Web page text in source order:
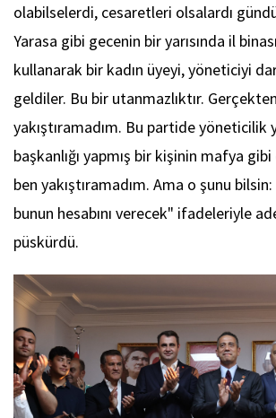
olabilselerdi, cesaretleri olsalardı
Yarasa gibi gecenin bir yarısında il
kullanarak bir kadın üyeyi, yöneticiyi
geldiler. Bu bir utanmazlıktır.
yakıştıramadım. Bu partide yöneticilik
başkanlığı yapmış bir kişinin mafya
ben yakıştıramadım. Ama o şunu
bunun hesabını verecek" ifadeleriyle
püskürdü.